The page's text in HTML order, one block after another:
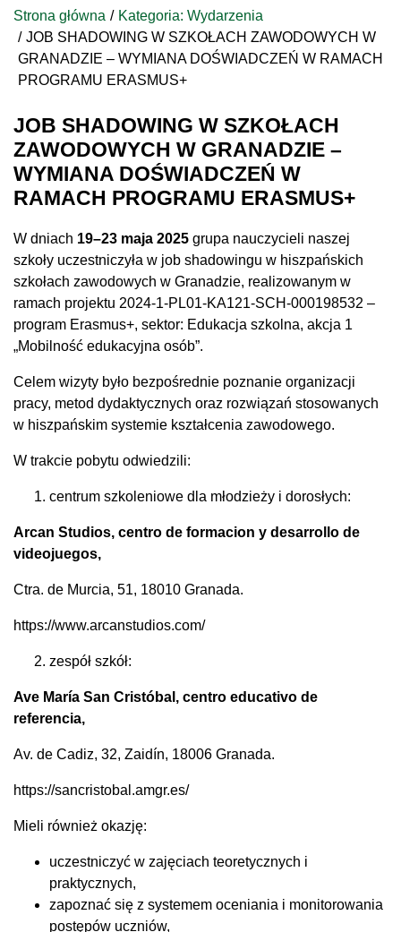
Strona główna
Kategoria: Wydarzenia
JOB SHADOWING W SZKOŁACH ZAWODOWYCH W
GRANADZIE – WYMIANA DOŚWIADCZEŃ W RAMACH
PROGRAMU ERASMUS+
JOB SHADOWING W SZKOŁACH
ZAWODOWYCH W GRANADZIE –
WYMIANA DOŚWIADCZEŃ W
RAMACH PROGRAMU ERASMUS+
W dniach 19–23 maja 2025 grupa nauczycieli naszej
szkoły uczestniczyła w job shadowingu w hiszpańskich
szkołach zawodowych w Granadzie, realizowanym w
ramach projektu 2024-1-PL01-KA121-SCH-000198532 –
program Erasmus+, sektor: Edukacja szkolna, akcja 1
„Mobilność edukacyjna osób”.
Celem wizyty było bezpośrednie poznanie organizacji
pracy, metod dydaktycznych oraz rozwiązań stosowanych
w hiszpańskim systemie kształcenia zawodowego.
W trakcie pobytu odwiedzili:
centrum szkoleniowe dla młodzieży i dorosłych:
Arcan Studios, centro de formacion y desarrollo de
videojuegos,
Ctra. de Murcia, 51, 18010 Granada.
https://www.arcanstudios.com/
zespół szkół:
Ave María San Cristóbal, centro educativo de
referencia,
Av. de Cadiz, 32, Zaidín, 18006 Granada.
https://sancristobal.amgr.es/
Mieli również okazję:
uczestniczyć w zajęciach teoretycznych i
praktycznych,
zapoznać się z systemem oceniania i monitorowania
postępów uczniów,